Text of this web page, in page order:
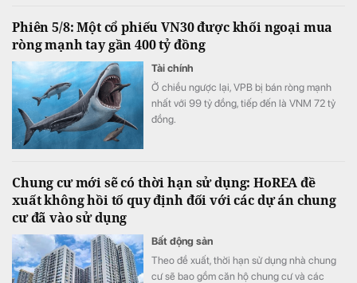
Phiên 5/8: Một cổ phiếu VN30 được khối ngoại mua
ròng mạnh tay gần 400 tỷ đồng
Tài chính
Ở chiều ngược lại, VPB bị bán ròng mạnh
nhất với 99 tỷ đồng, tiếp đến là VNM 72 tỷ
đồng.
Chung cư mới sẽ có thời hạn sử dụng: HoREA đề
xuất không hồi tố quy định đối với các dự án chung
cư đã vào sử dụng
Bất động sản
Theo đề xuất, thời hạn sử dụng nhà chung
cư sẽ bao gồm căn hộ chung cư và các